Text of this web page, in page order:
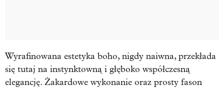
Wyrafinowana estetyka boho, nigdy naiwna, przekłada
się tutaj na instynktowną i głęboko współczesną
elegancję. Żakardowe wykonanie oraz prosty fason